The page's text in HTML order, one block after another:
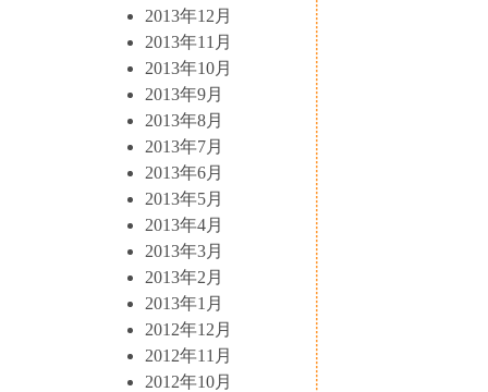
2013年12月
2013年11月
2013年10月
2013年9月
2013年8月
2013年7月
2013年6月
2013年5月
2013年4月
2013年3月
2013年2月
2013年1月
2012年12月
2012年11月
2012年10月